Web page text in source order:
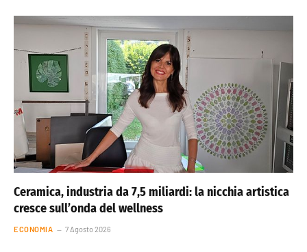
Ceramica, industria da 7,5 miliardi: la nicchia artistica
cresce sull’onda del wellness
ECONOMIA 7 Agosto 2026